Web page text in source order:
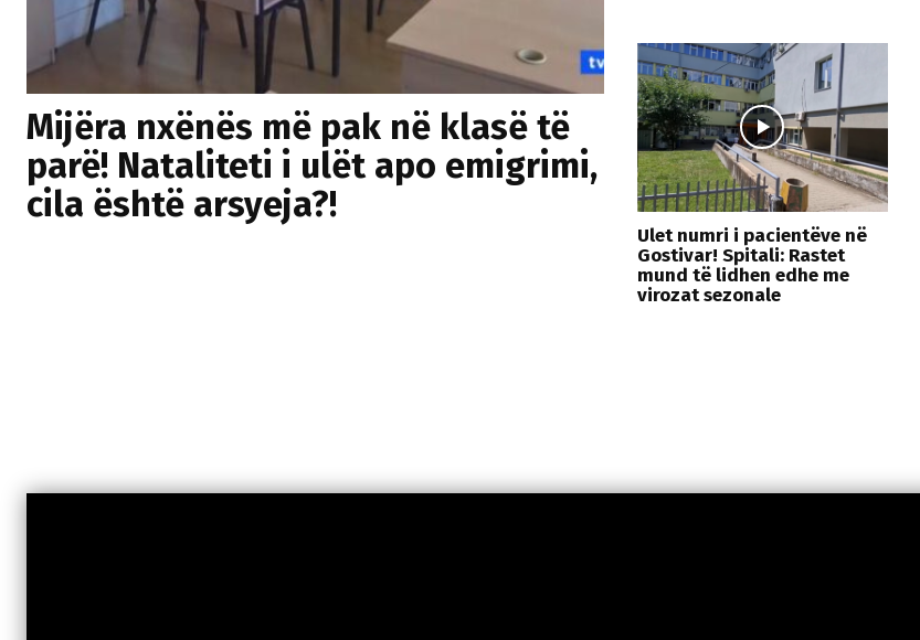
Mijëra nxënës më pak në klasë të
parë! Nataliteti i ulët apo emigrimi,
cila është arsyeja?!
Ulet numri i pacientëve në
Gostivar! Spitali: Rastet
mund të lidhen edhe me
virozat sezonale